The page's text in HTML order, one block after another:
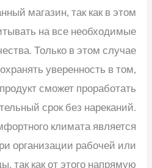
магазин, так как в этом
на все необходимые
Только в этом случае
уверенность в том,
сможет проработать
срок без нареканий.
климата является
организации рабочей или
так как от этого напрямую